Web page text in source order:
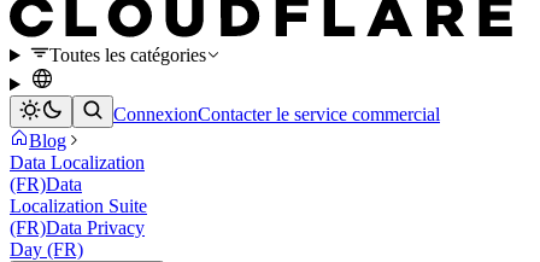
Toutes les catégories
ConnexionContacter le service commercial
Blog
Data Localization
(FR)Data
Localization Suite
(FR)Data Privacy
Day (FR)